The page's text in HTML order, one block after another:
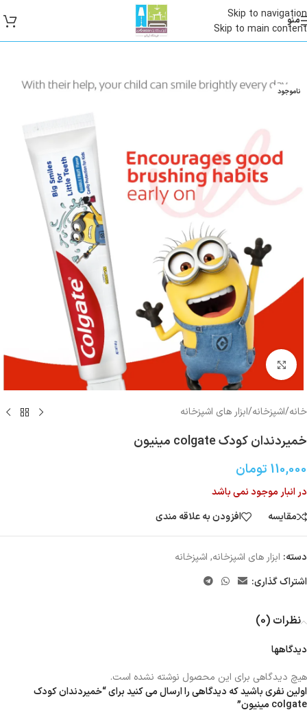
Skip to navigation
Skip to main content
منو
ناموجود
بزرگنمایی تصویر
خانه/اشپزخانه/ابزار های اشپزخانه
خمیردندان کودک colgate مینیون
110,000 تومان
در انبار موجود نمی باشد
مقایسه
افزودن به علاقه مندی
دسته: ابزار های اشپزخانه, اشپزخانه
اشتراک گذاری:
نظرات (0)
دیدگاهها
هیچ دیدگاهی برای این محصول نوشته نشده است.
اولین نفری باشید که دیدگاهی را ارسال می کنید برای “خمیردندان کودک
colgate مینیون”